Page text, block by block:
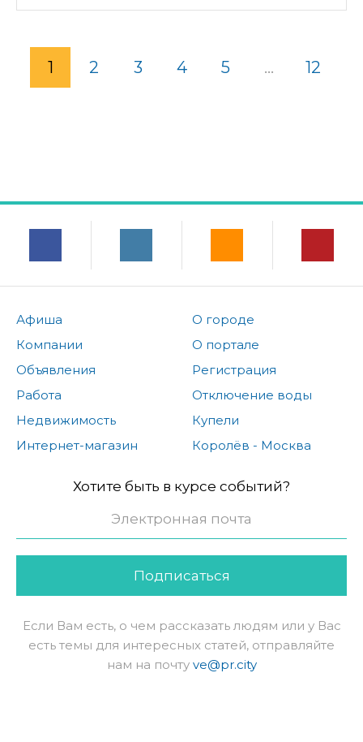
1 2 3 4 5 ... 12
Афиша
Компании
Объявления
Работа
Недвижимость
Интернет-магазин
О городе
О портале
Регистрация
Отключение воды
Купели
Королёв - Москва
Хотите быть в курсе событий?
Подписаться
Если Вам есть, о чем рассказать людям или у Вас
есть темы для интересных статей, отправляйте
нам на почту ve@pr.city